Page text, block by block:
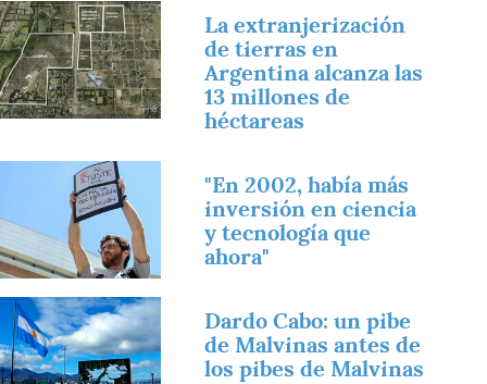
La extranjerización
de tierras en
Argentina alcanza las
13 millones de
héctareas
"En 2002, había más
inversión en ciencia
y tecnología que
ahora"
Dardo Cabo: un pibe
de Malvinas antes de
los pibes de Malvinas